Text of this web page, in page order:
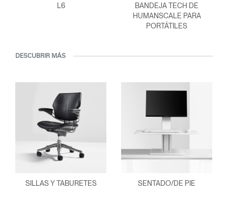
L6
BANDEJA TECH DE
HUMANSCALE PARA
PORTÁTILES
DESCUBRIR MÁS
SILLAS Y TABURETES SENTADO/DE PIE